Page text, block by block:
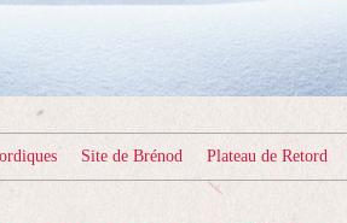
Site de Brénod Plateau de Retord